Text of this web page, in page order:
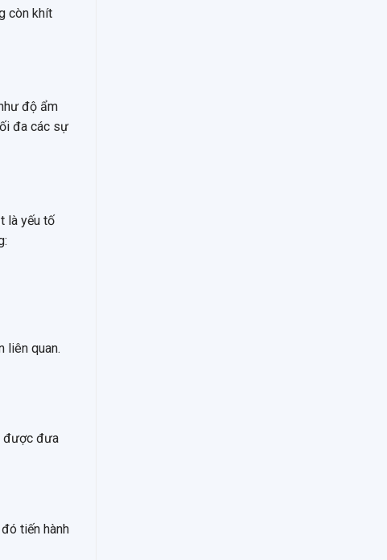
còn khít
độ ẩm
đa các sự
là yếu tố
liên quan.
được đưa
tiến hành